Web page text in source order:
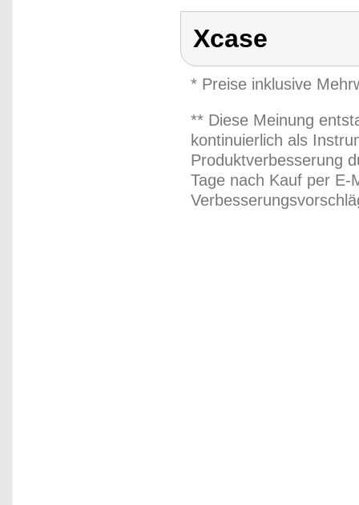
Xcase
* Preise inklusive
** Diese Meinung
kontinuierlich als
Produktverbesserung
Tage nach Kauf per E-